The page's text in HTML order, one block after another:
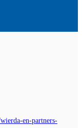
en-partners-